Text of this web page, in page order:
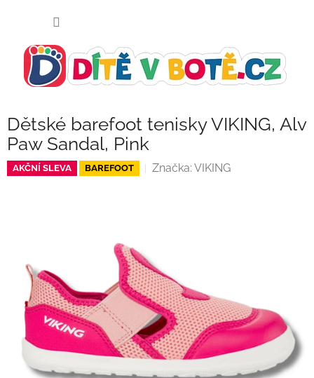
Dětské barefoot tenisky VIKING, Alv
Paw Sandal, Pink
AKČNÍ SLEVA BAREFOOT Značka: VIKING